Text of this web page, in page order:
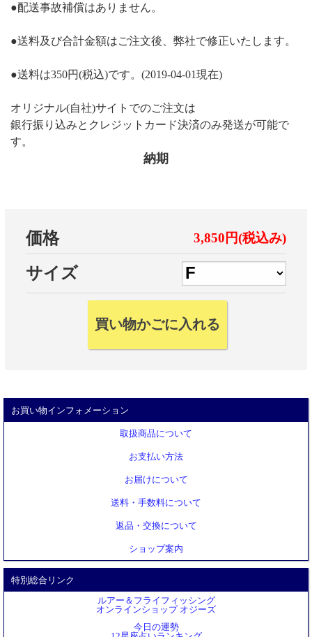
●配送事故補償はありません。
●送料及び合計金額はご注文後、弊社で修正いたします。
●送料は350円(税込)です。(2019-04-01現在)
オリジナル(自社)サイトでのご注文は
銀行振り込みとクレジットカード決済のみ発送が可能で
す。
納期
価格 3,850円(税込み)
サイズ
お買い物インフォメーション
取扱商品について
お支払い方法
お届けについて
送料・手数料について
返品・交換について
ショップ案内
特別総合リンク
ルアー＆フライフィッシング
オンラインショップ オジーズ
今日の運勢